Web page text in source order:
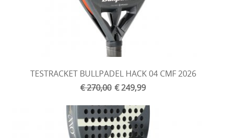
TESTRACKET BULLPADEL HACK 04 CMF 2026
€ 270,00 € 249,99